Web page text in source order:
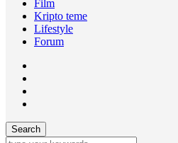
Film
Kripto teme
Lifestyle
Forum